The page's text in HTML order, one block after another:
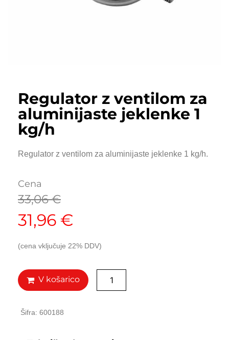
Regulator z ventilom za
aluminijaste jeklenke 1
kg/h
Regulator z ventilom za aluminijaste jeklenke 1 kg/h.
Cena
33,06€
31,96€
(cena vključuje 22% DDV)
V košarico
Šifra: 600188